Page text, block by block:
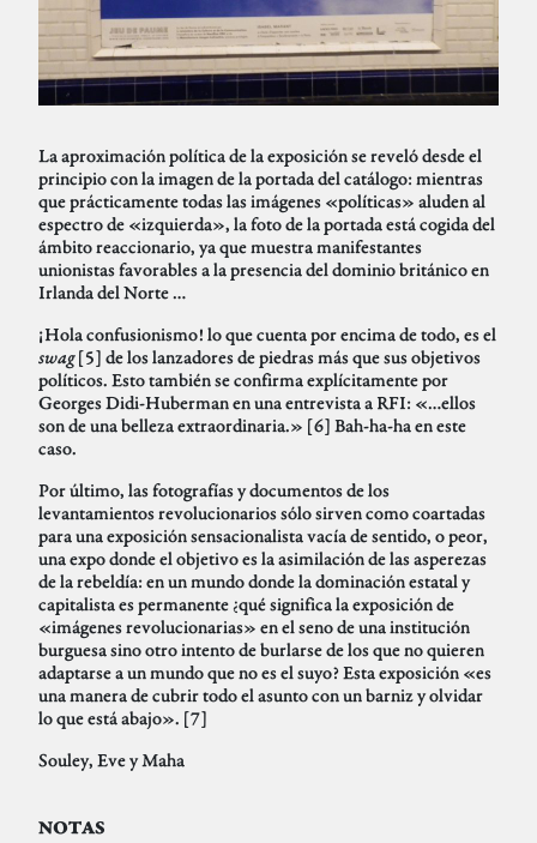
La aproximación política de la exposición se reveló desde el
principio con la imagen de la portada del catálogo: mientras
que prácticamente todas las imágenes «políticas» aluden al
espectro de «izquierda», la foto de la portada está cogida del
ámbito reaccionario, ya que muestra manifestantes
unionistas favorables a la presencia del dominio británico en
Irlanda del Norte …
¡Hola confusionismo! lo que cuenta por encima de todo, es el
swag[5] de los lanzadores de piedras más que sus objetivos
políticos. Esto también se confirma explícitamente por
Georges Didi-Huberman en una entrevista a RFI: «…ellos
son de una belleza extraordinaria.» [6] Bah-ha-ha en este
caso.
Por último, las fotografías y documentos de los
levantamientos revolucionarios sólo sirven como coartadas
para una exposición sensacionalista vacía de sentido, o peor,
una expo donde el objetivo es la asimilación de las asperezas
de la rebeldía: en un mundo donde la dominación estatal y
capitalista es permanente ¿qué significa la exposición de
«imágenes revolucionarias» en el seno de una institución
burguesa sino otro intento de burlarse de los que no quieren
adaptarse a un mundo que no es el suyo? Esta exposición «es
una manera de cubrir todo el asunto con un barniz y olvidar
lo que está abajo». [7]
Souley, Eve y Maha
NOTAS